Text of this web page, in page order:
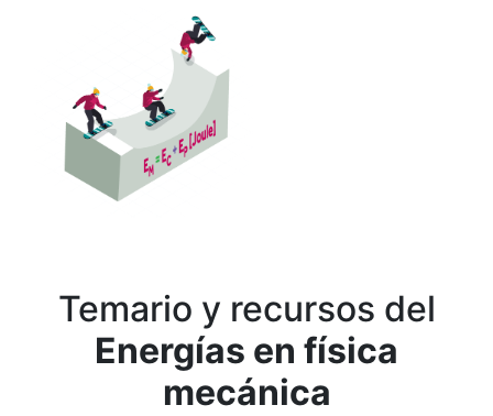
Temario y recursos del
Energías en física
mecánica